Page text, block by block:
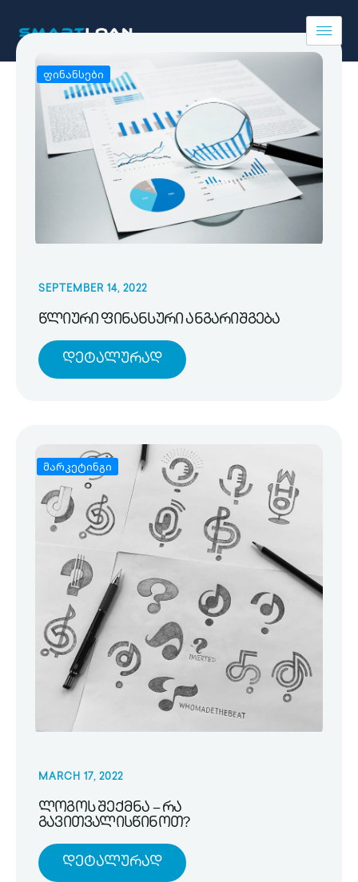
ფინანსები
SEPTEMBER 14, 2022
წლიური ფინანსური ანგარიშგება
Დეტალურად
მარკეტინგი
MARCH 17, 2022
ლოგოს შექმნა – რა
გავითვალისწინოთ?
Დეტალურად